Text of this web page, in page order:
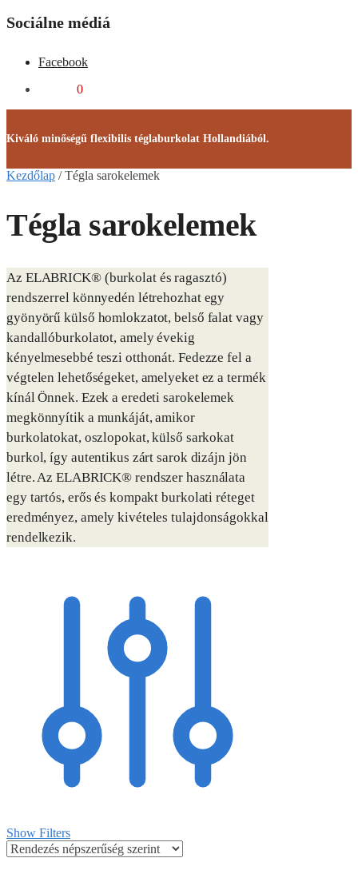
Sociálne médiá
Facebook
0
Kiváló minőségű flexibilis téglaburkolat Hollandiából.
Kezdőlap /Tégla sarokelemek
Tégla sarokelemek
Az ELABRICK® (burkolat és ragasztó)
rendszerrel könnyedén létrehozhat egy
gyönyörű külső homlokzatot, belső falat vagy
kandallóburkolatot, amely évekig
kényelmesebbé teszi otthonát. Fedezze fel a
végtelen lehetőségeket, amelyeket ez a termék
kínál Önnek. Ezek a eredeti sarokelemek
megkönnyítik a munkáját, amikor
burkolatokat, oszlopokat, külső sarkokat
burkol, így autentikus zárt sarok dizájn jön
létre. Az ELABRICK® rendszer használata
egy tartós, erős és kompakt burkolati réteget
eredményez, amely kivételes tulajdonságokkal
rendelkezik.
Show Filters